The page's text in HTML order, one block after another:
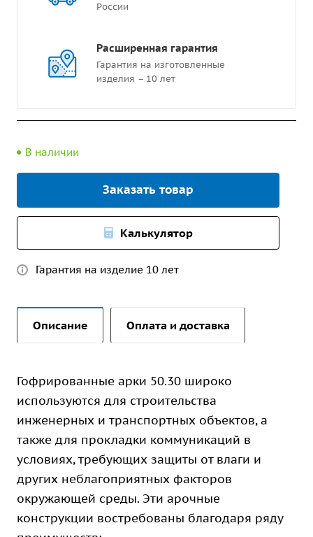
России
Расширенная гарантия
Гарантия на изготовленные
изделия – 10 лет
В наличии
Заказать товар
Калькулятор
Гарантия на изделие 10 лет
Описание Оплата и доставка
Гофрированные арки 50.30 широко
используются для строительства
инженерных и транспортных объектов, а
также для прокладки коммуникаций в
условиях, требующих защиты от влаги и
других неблагоприятных факторов
окружающей среды. Эти арочные
конструкции востребованы благодаря ряду